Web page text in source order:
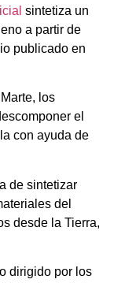
sintetiza un
a partir de
publicado en
los
el
con ayuda de
de sintetizar
del
desde la Tierra,
dirigido por los